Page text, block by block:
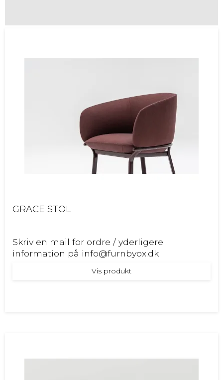
GRACE STOL
Skriv en mail for ordre / yderligere
information på info@furnbyox.dk
Vis produkt